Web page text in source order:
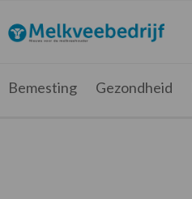
de
hoofdnavigatie
de
hoofd
de
eerste
de
voettekst
Melkveebedrijf.be
Nieuws
melkveehouder
Bemesting Gezondheid